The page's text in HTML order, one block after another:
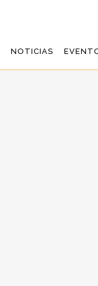
NOTICIAS